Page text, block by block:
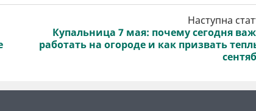
Наступна
Купальница 7 мая: почему сегодня
работать на огороде и как призвать